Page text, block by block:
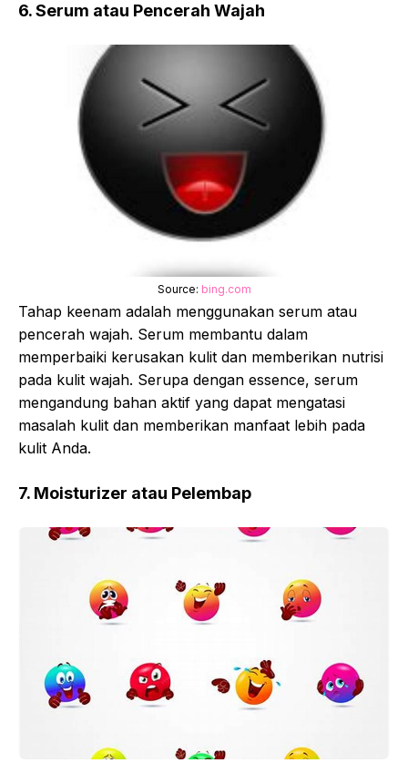
6. Serum atau Pencerah Wajah
Source: bing.com
Tahap keenam adalah menggunakan serum atau
pencerah wajah. Serum membantu dalam
memperbaiki kerusakan kulit dan memberikan nutrisi
pada kulit wajah. Serupa dengan essence, serum
mengandung bahan aktif yang dapat mengatasi
masalah kulit dan memberikan manfaat lebih pada
kulit Anda.
7. Moisturizer atau Pelembap